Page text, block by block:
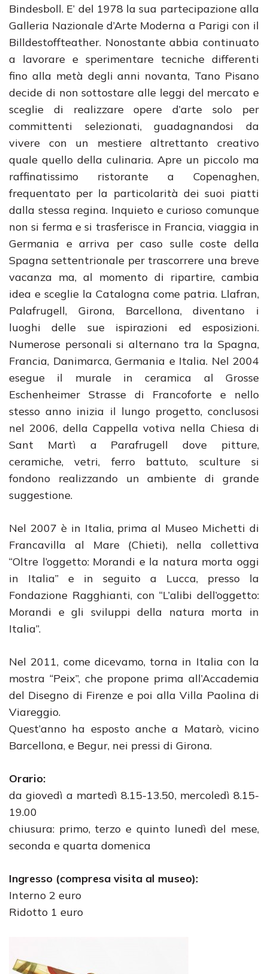
Bindesboll. E’ del 1978 la sua partecipazione alla
Galleria Nazionale d’Arte Moderna a Parigi con il
Billdestoffteather. Nonostante abbia continuato
a lavorare e sperimentare tecniche differenti
fino alla metà degli anni novanta, Tano Pisano
decide di non sottostare alle leggi del mercato e
sceglie di realizzare opere d’arte solo per
committenti selezionati, guadagnandosi da
vivere con un mestiere altrettanto creativo
quale quello della culinaria. Apre un piccolo ma
raffinatissimo ristorante a Copenaghen,
frequentato per la particolarità dei suoi piatti
dalla stessa regina. Inquieto e curioso comunque
non si ferma e si trasferisce in Francia, viaggia in
Germania e arriva per caso sulle coste della
Spagna settentrionale per trascorrere una breve
vacanza ma, al momento di ripartire, cambia
idea e sceglie la Catalogna come patria. Llafran,
Palafrugell, Girona, Barcellona, diventano i
luoghi delle sue ispirazioni ed esposizioni.
Numerose personali si alternano tra la Spagna,
Francia, Danimarca, Germania e Italia. Nel 2004
esegue il murale in ceramica al Grosse
Eschenheimer Strasse di Francoforte e nello
stesso anno inizia il lungo progetto, conclusosi
nel 2006, della Cappella votiva nella Chiesa di
Sant Martì a Parafrugell dove pitture,
ceramiche, vetri, ferro battuto, sculture si
fondono realizzando un ambiente di grande
suggestione.
Nel 2007 è in Italia, prima al Museo Michetti di
Francavilla al Mare (Chieti), nella collettiva
“Oltre l’oggetto: Morandi e la natura morta oggi
in Italia” e in seguito a Lucca, presso la
Fondazione Ragghianti, con “L’alibi dell’oggetto:
Morandi e gli sviluppi della natura morta in
Italia”.
Nel 2011, come dicevamo, torna in Italia con la
mostra “Peix”, che propone prima all’Accademia
del Disegno di Firenze e poi alla Villa Paolina di
Viareggio.
Quest’anno ha esposto anche a Matarò, vicino
Barcellona, e Begur, nei pressi di Girona.
Orario:
da giovedì a martedì 8.15-13.50, mercoledì 8.15-
19.00
chiusura: primo, terzo e quinto lunedì del mese,
seconda e quarta domenica
Ingresso (compresa visita al museo):
Interno 2 euro
Ridotto 1 euro